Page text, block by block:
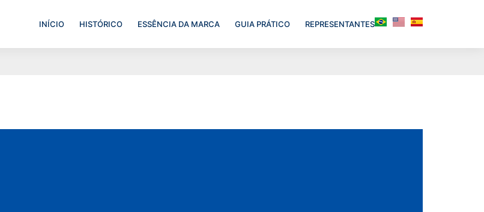
INÍCIO HISTÓRICO ESSÊNCIA DA MARCA GUIA PRÁTICO REPRESENTANTES